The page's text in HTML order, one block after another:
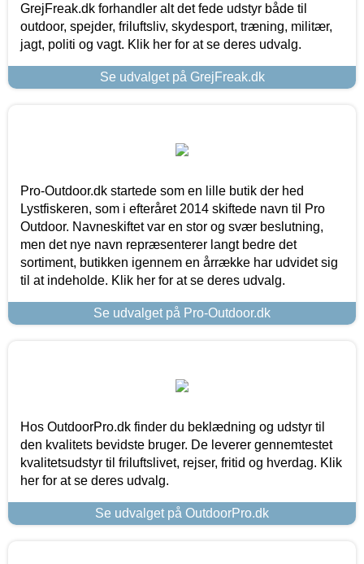
GrejFreak.dk forhandler alt det fede udstyr både til
outdoor, spejder, friluftsliv, skydesport, træning, militær,
jagt, politi og vagt. Klik her for at se deres udvalg.
Se udvalget på GrejFreak.dk
Pro-Outdoor.dk startede som en lille butik der hed
Lystfiskeren, som i efteråret 2014 skiftede navn til Pro
Outdoor. Navneskiftet var en stor og svær beslutning,
men det nye navn repræsenterer langt bedre det
sortiment, butikken igennem en årrække har udvidet sig
til at indeholde. Klik her for at se deres udvalg.
Se udvalget på Pro-Outdoor.dk
Hos OutdoorPro.dk finder du beklædning og udstyr til
den kvalitets bevidste bruger. De leverer gennemtestet
kvalitetsudstyr til friluftslivet, rejser, fritid og hverdag. Klik
her for at se deres udvalg.
Se udvalget på OutdoorPro.dk